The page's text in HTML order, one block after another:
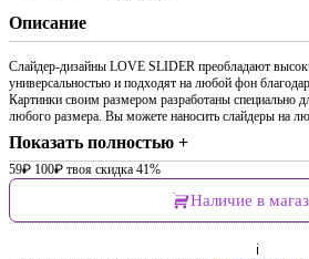
Описание
Слайдер-дизайны LOVE SLIDER преобладают
универсальностью и подходят на любой фон
Картинки своим размером разработаны специально
любого размера. Вы можете наносить слайдеры на
Показать полностью +
59₽ 100₽ твоя скидка 41%
Наличие в
ℹ